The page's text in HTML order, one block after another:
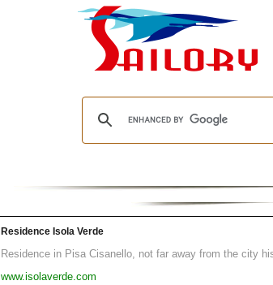
Residence Isola Verde
Residence in Pisa Cisanello, not far away from the city
www.isolaverde.com